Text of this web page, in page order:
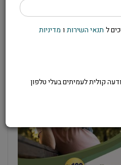
לפנות לועד
העבודה
ל תנאי השירות ו מדיניות
קולית לעמיתים בעלי טלפון